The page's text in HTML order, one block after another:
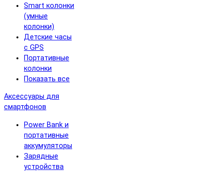
Smart колонки
(умные
колонки)
Детские часы
с GPS
Портативные
колонки
Показать все
Аксессуары для
смартфонов
Power Bank и
портативные
аккумуляторы
Зарядные
устройства